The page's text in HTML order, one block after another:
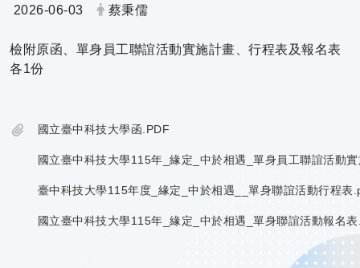
日期：
2026-06-03 發布者：
蔡秉儒
檢附原函、單身員工聯誼活動實施計畫、行程表及報名表
各1份
國立臺中科技大學函.PDF
國立臺中科技大學115年_緣定_中於相遇_單身員工聯誼活動
臺中科技大學115年度_緣定_中於相遇__單身聯誼活動行程表
國立臺中科技大學115年_緣定_中於相遇_單身聯誼活動報名